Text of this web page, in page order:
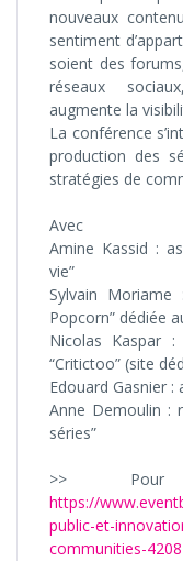
nouveaux
sentiment
soient des
réseaux
augmente la
La conférence
production des
stratégies de
Avec
Amine Kassid :
vie”
Sylvain Moriame
Popcorn” dédiée
Nicolas Kaspar
“Critictoo” (site
Edouard Gasnier :
Anne Demoulin :
séries”
>>
https://
public-et-
communities-